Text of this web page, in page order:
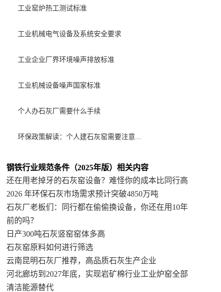
工业窑炉热工测试标准
工业机械电气设备及系统安全要求
工业企业厂界环境噪声排放标准
工业机械设备噪声国家标准
个人办石灰厂需要什么手续
环保政策解读：个人建石灰窑需要注意...
钢铁行业规范条件（2025年版）相关内容
还在用老掉牙的石灰窑设备？难怪你的成本比同行高
2026 年环保石灰市场需求预计突破4850万吨
石灰厂老板们：同行都在偷偷换设备，你还在用10年
前的吗？
日产300吨石灰竖窑窑体多高
石灰窑原料如何进行筛选
云南昆明石灰厂推荐，高品质石灰生产企业
河北廊坊到2027年底，实现岩矿棉行业工业炉窑全部
清洁能源替代